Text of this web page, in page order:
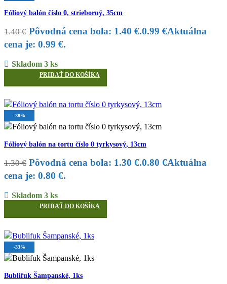
Fóliový balón číslo 0, strieborný, 35cm
1.40€ Pôvodná cena bola: 1.40 €.0.99 €Aktuálna
cena je: 0.99 €.
Skladom 3 ks
PRIDAŤ DO KOŠÍKA
-38%
Fóliový balón na tortu číslo 0 tyrkysový, 13cm
1.30€ Pôvodná cena bola: 1.30 €.0.80 €Aktuálna
cena je: 0.80 €.
Skladom 3 ks
PRIDAŤ DO KOŠÍKA
-33%
Bublifuk Šampanské, 1ks